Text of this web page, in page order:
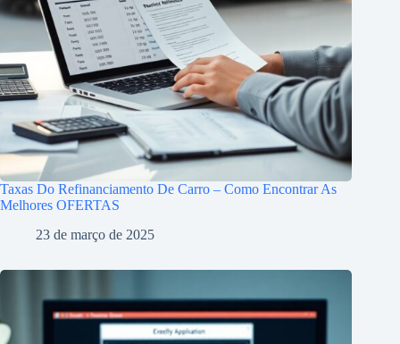
Taxas Do Refinanciamento De Carro – Como Encontrar As
Melhores OFERTAS
23 de março de 2025